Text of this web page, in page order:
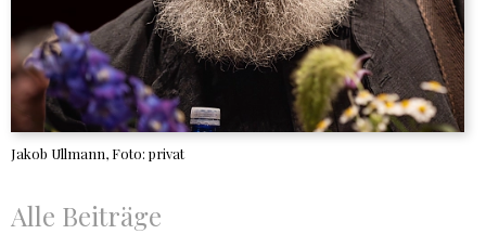
Jakob Ullmann, Foto: privat
Alle Beiträge